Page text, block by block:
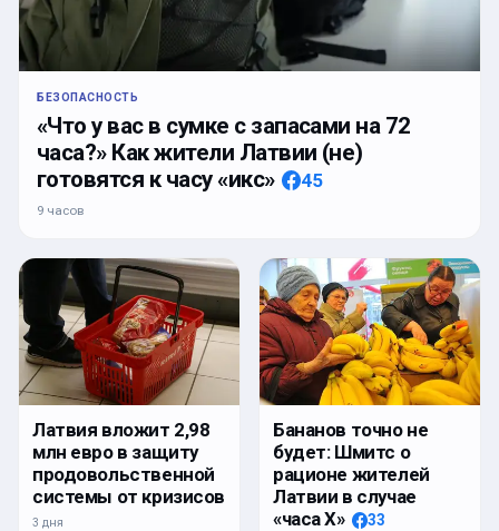
БЕЗОПАСНОСТЬ
«Что у вас в сумке с запасами на 72
часа?» Как жители Латвии (не)
готовятся к часу «икс»
45
9 часов
Латвия вложит 2,98
млн евро в защиту
продовольственной
системы от кризисов
3 дня
Бананов точно не
будет: Шмитс о
рационе жителей
Латвии в случае
«часа Х»
33